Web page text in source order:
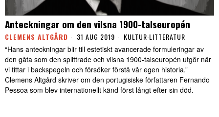
Anteckningar om den vilsna 1900-talseuropén
CLEMENS ALTGÅRD 31 AUG 2019 KULTUR·LITTERATUR
“Hans anteckningar blir till estetiskt avancerade formuleringar av
den gåta som den splittrade och vilsna 1900-talseuropén utgör när
vi tittar i backspegeln och försöker förstå vår egen historia.”
Clemens Altgård skriver om den portugisiske författaren Fernando
Pessoa som blev internationellt känd först långt efter sin död.